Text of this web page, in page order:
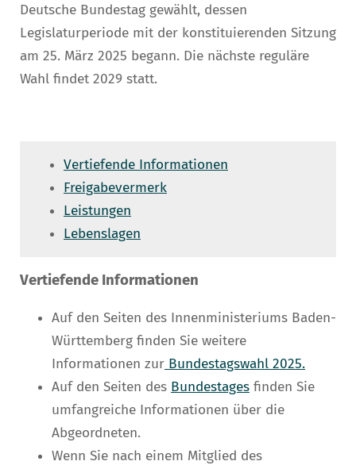
Deutsche Bundestag gewählt, dessen
Legislaturperiode mit der konstituierenden Sitzung
am 25. März 2025 begann. Die nächste reguläre
Wahl findet 2029 statt.
Vertiefende Informationen
Freigabevermerk
Leistungen
Lebenslagen
Vertiefende Informationen
Auf den Seiten des Innenministeriums Baden-
Württemberg finden Sie weitere
Informationen zur Bundestagswahl 2025.
Auf den Seiten des Bundestages finden Sie
umfangreiche Informationen über die
Abgeordneten.
Wenn Sie nach einem Mitglied des